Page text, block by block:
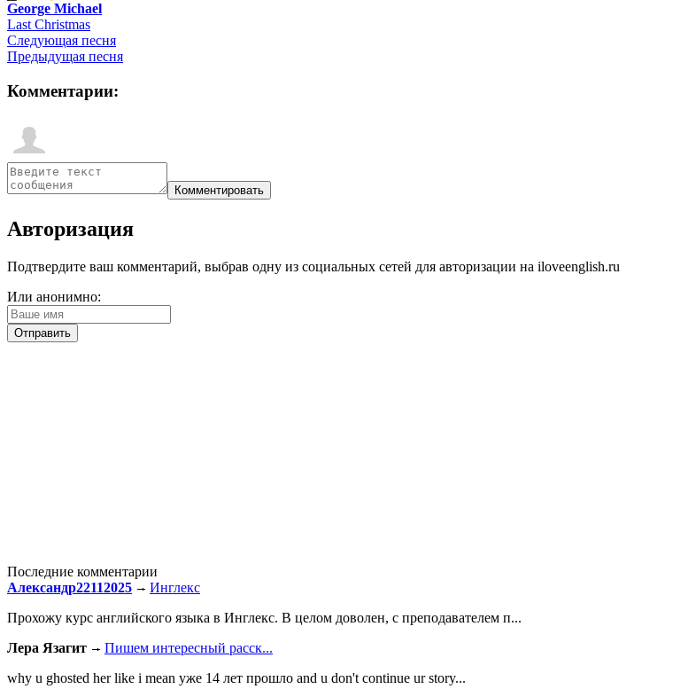
George Michael
Last Christmas
Следующая песня
Предыдущая песня
Комментарии:
Авторизация
Подтвердите ваш комментарий, выбрав одну из социальных сетей для авторизации на iloveenglish.ru
Или анонимно:
Последние комментарии
Александр22112025
Инглекс
Прохожу курс английского языка в Инглекс. В целом доволен, с преподавателем п...
Лера Язагит
Пишем интересный расск...
why u ghosted her like i mean уже 14 лет прошло and u don't continue ur story...